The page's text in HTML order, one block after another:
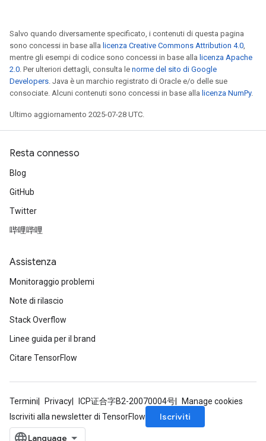
Salvo quando diversamente specificato, i contenuti di questa pagina
sono concessi in base alla licenza Creative Commons Attribution 4.0,
mentre gli esempi di codice sono concessi in base alla licenza Apache
2.0. Per ulteriori dettagli, consulta le norme del sito di Google
Developers. Java è un marchio registrato di Oracle e/o delle sue
consociate. Alcuni contenuti sono concessi in base alla licenza NumPy.
Ultimo aggiornamento 2025-07-28 UTC.
Resta connesso
Blog
GitHub
Twitter
哔哩哔哩
Assistenza
Monitoraggio problemi
Note di rilascio
Stack Overflow
Linee guida per il brand
Citare TensorFlow
Termini Privacy ICP证合字B2-20070004号
Manage cookies
Iscriviti alla newsletter di TensorFlow
Iscriviti